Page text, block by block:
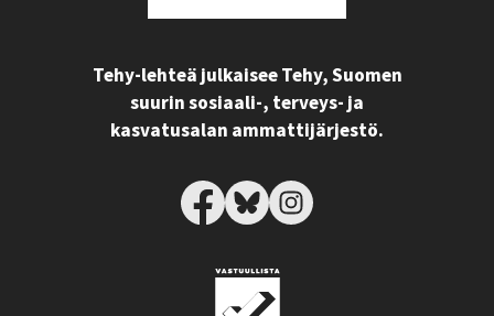
Tehy-lehteä julkaisee Tehy, Suomen
suurin sosiaali-, terveys- ja
kasvatusalan ammattijärjestö.